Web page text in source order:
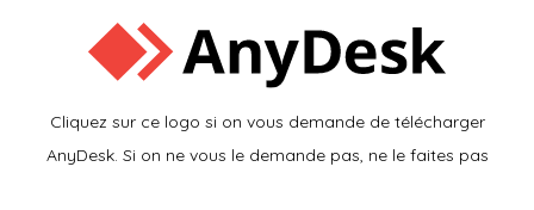
Cliquez sur ce logo si on vous demande de télécharger
AnyDesk. Si on ne vous le demande pas, ne le faites pas